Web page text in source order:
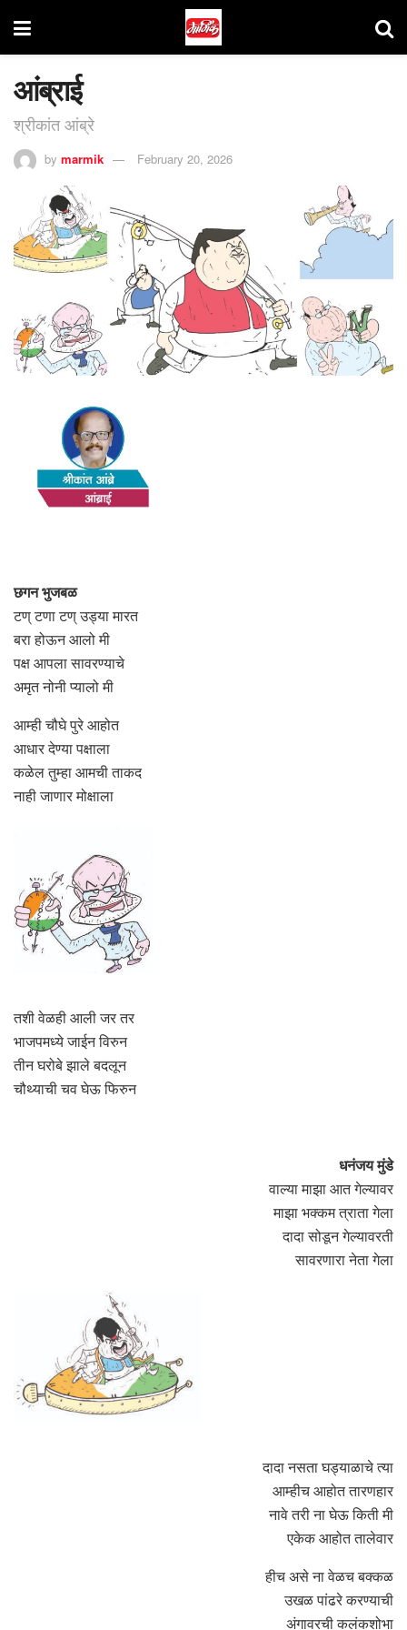
आंब्राई
श्रीकांत आंब्रे
by marmik February 20, 2026
छगन भुजबळ
टण् टणा टण् उड्या मारत
बरा होऊन आलो मी
पक्ष आपला सावरण्याचे
अमृत नोनी प्यालो मी
आम्ही चौघे पुरे आहोत
आधार देण्या पक्षाला
कळेल तुम्हा आमची ताकद
नाही जाणार मोक्षाला
तशी वेळही आली जर तर
भाजपमध्ये जाईन विरुन
तीन घरोबे झाले बदलून
चौथ्याची चव घेऊ फिरुन
धनंजय मुंडे
वाल्या माझा आत गेल्यावर
माझा भक्कम त्राता गेला
दादा सोडून गेल्यावरती
सावरणारा नेता गेला
दादा नसता घड्याळाचे त्या
आम्हीच आहोत तारणहार
नावे तरी ना घेऊ किती मी
एकेक आहोत तालेवार
हीच असे ना वेळच बक्कळ
उखळ पांढरे करण्याची
अंगावरची कलंकशोभा